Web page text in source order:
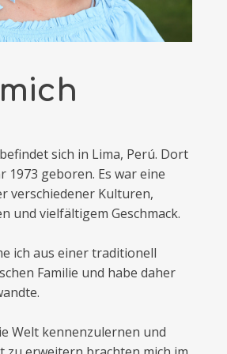
sich in Lima, Perú. Dort
1973 geboren. Es war eine
verschiedener Kulturen,
und vielfältigem Geschmack.
ich aus einer traditionell
Familie und habe daher
Welt kennenzulernen und